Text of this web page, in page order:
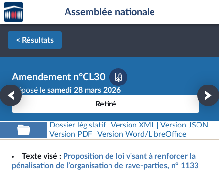
Aller au contenu
Aller en bas de la page
Accèder
à la
page
d'accueil
Assemblée nationale
< Résultats
Amendement n°CL30
Déposé le samedi 28 mars 2026
Retiré
Dossier législatif Version XML
Version JSON
Version PDF
Version Word/LibreOffice
Texte visé : Proposition de loi visant à renforcer la
pénalisation de l’organisation de rave-parties, n° 1133